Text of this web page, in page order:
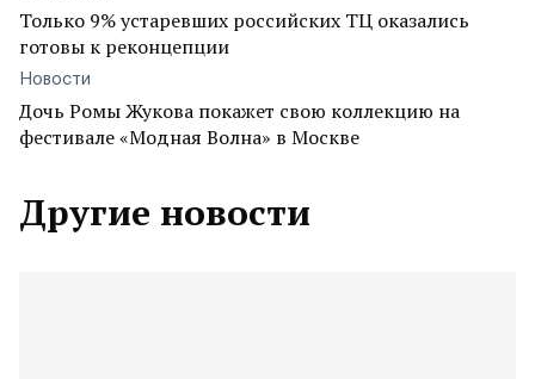
Только 9% устаревших российских ТЦ оказались
готовы к реконцепции
Новости
Дочь Ромы Жукова покажет свою коллекцию на
фестивале «Модная Волна» в Москве
Другие новости